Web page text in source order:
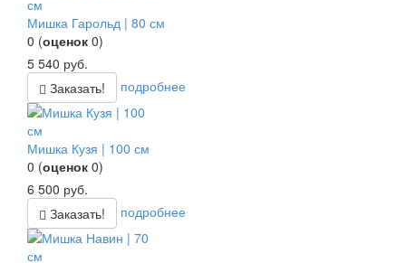
Мишка Гарольд | 80 см
0 (оценок 0)
5 540 руб.
Заказать!
подробнее
Мишка Кузя | 100 см
0 (оценок 0)
6 500 руб.
Заказать!
подробнее